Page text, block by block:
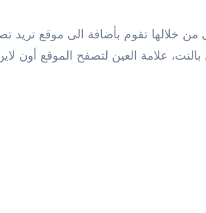
خلالها تقوم بأضافة الى موقع تريد
علامة العين لتصفح الموقع أون